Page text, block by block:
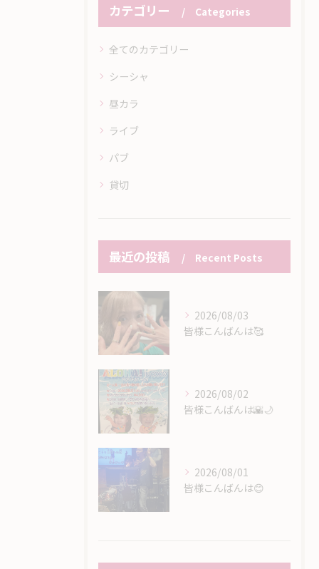
カテゴリー Categories
全てのカテゴリー
シーシャ
昼カラ
ライブ
パブ
貸切
最近の投稿 Recent Posts
2026/08/03
皆様こんばんは🥰
2026/08/02
皆様こんばんは🌇🌙
2026/08/01
皆様こんばんは😊